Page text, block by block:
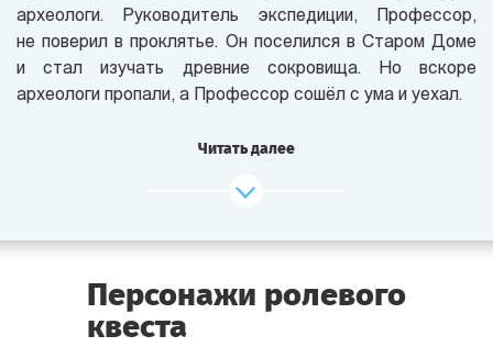
археологи. Руководитель экспедиции, Профессор,
не поверил в проклятье. Он поселился в Старом Доме
и стал изучать древние сокровища. Но вскоре
археологи пропали, а Профессор сошёл с ума и уехал.
Клад до сих пор в Старом Доме. И там видели
то копает. Белая Дама стучит в окна по ночам.
Правда ли, что привидения охраняют клад? Что
Читать далее
Персонажи ролевого
квеста